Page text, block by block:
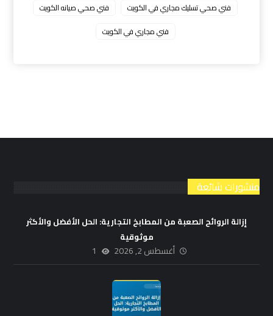
فني صحي تسليك مجاري في الكويت
فني صحي صيانه الكويت
فني مجاري في الكويت
منشورات شائعة
إزالة الروائح الصعبة من المطابخ التجارية: الحل الأفضل والأكثر
موثوقية
أغسطس 2, 2026 1